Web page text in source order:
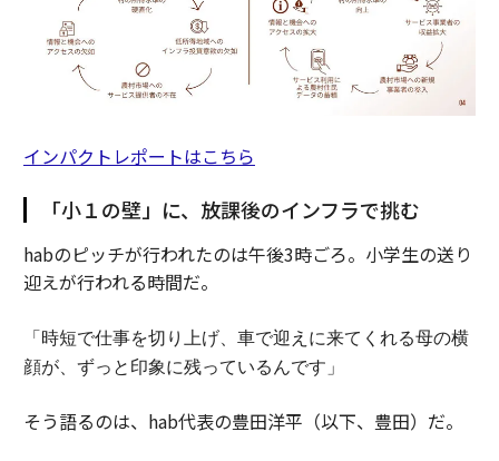
インパクトレポートはこちら
「小１の壁」に、放課後のインフラで挑む
habのピッチが行われたのは午後3時ごろ。小学生の送り
迎えが行われる時間だ。
「時短で仕事を切り上げ、車で迎えに来てくれる母の横
顔が、ずっと印象に残っているんです」
そう語るのは、hab代表の豊田洋平（以下、豊田）だ。